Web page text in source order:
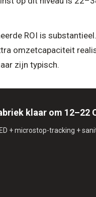
ROI is
omzetcapaciteit
zijn typisch.
klaar om 12–22
+ microstop-tracking +